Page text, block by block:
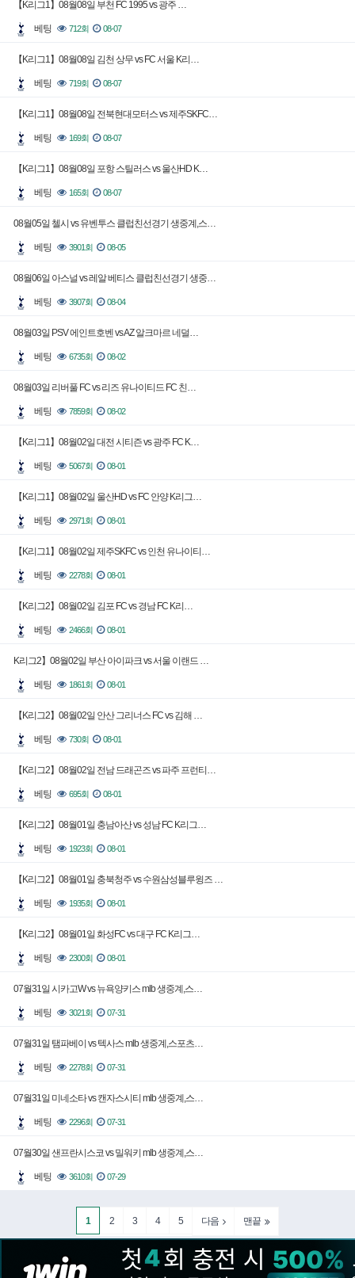
【K리그1】08월08일 부천 FC 1995 vs 광주 …
베팅 712회 08-07
【K리그1】08월08일 김천 상무 vs FC 서울 K리…
베팅 719회 08-07
【K리그1】08월08일 전북현대모터스 vs 제주SKFC…
베팅 169회 08-07
【K리그1】08월08일 포항 스틸러스 vs 울산HD K…
베팅 165회 08-07
08월05일 첼시 vs 유벤투스 클럽친선경기 생중계,스…
베팅 3901회 08-05
08월06일 아스널 vs 레알 베티스 클럽친선경기 생중…
베팅 3907회 08-04
08월03일 PSV 에인트호벤 vs AZ 알크마르 네덜…
베팅 6735회 08-02
08월03일 리버풀 FC vs 리즈 유나이티드 FC 친…
베팅 7859회 08-02
【K리그1】08월02일 대전 시티즌 vs 광주 FC K…
베팅 5067회 08-01
【K리그1】08월02일 울산HD vs FC 안양 K리그…
베팅 2971회 08-01
【K리그1】08월02일 제주SKFC vs 인천 유나이티…
베팅 2278회 08-01
【K리그2】08월02일 김포 FC vs 경남 FC K리…
베팅 2466회 08-01
K리그2】08월02일 부산 아이파크 vs 서울 이랜드 …
베팅 1861회 08-01
【K리그2】08월02일 안산 그리너스 FC vs 김해 …
베팅 730회 08-01
【K리그2】08월02일 전남 드래곤즈 vs 파주 프런티…
베팅 695회 08-01
【K리그2】08월01일 충남아산 vs 성남 FC K리그…
베팅 1923회 08-01
【K리그2】08월01일 충북청주 vs 수원삼성블루윙즈 …
베팅 1935회 08-01
【K리그2】08월01일 화성FC vs 대구 FC K리그…
베팅 2300회 08-01
07월31일 시카고W vs 뉴욕양키스 mlb 생중계,스…
베팅 3021회 07-31
07월31일 탬파베이 vs 텍사스 mlb 생중계,스포츠…
베팅 2278회 07-31
07월31일 미네소타 vs 캔자스시티 mlb 생중계,스…
베팅 2296회 07-31
07월30일 샌프란시스코 vs 밀워키 mlb 생중계,스…
베팅 3610회 07-29
1 2 3 4 5 다음 맨끝